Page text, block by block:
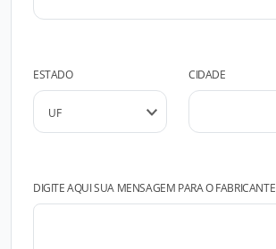
ESTADO CIDADE
DIGITE AQUI SUA MENSAGEM PARA O FABRICANTE